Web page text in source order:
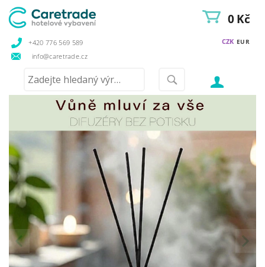
+420 776 569 589
info@caretrade.cz
CZK EUR
0 Kč